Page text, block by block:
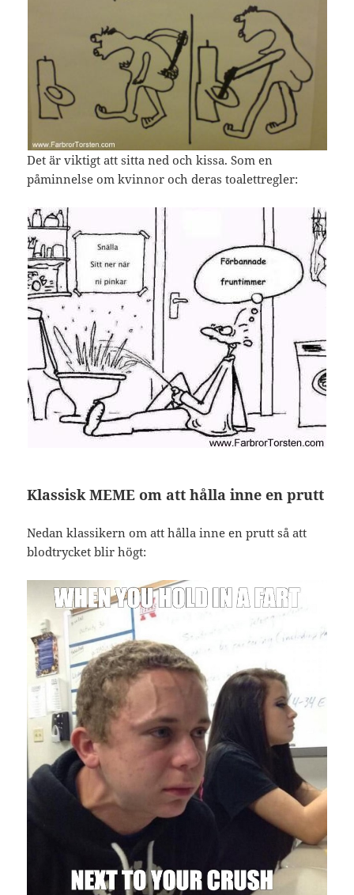
Det är viktigt att sitta ned och kissa. Som en
påminnelse om kvinnor och deras toalettregler:
Klassisk MEME om att hålla inne en prutt
Nedan klassikern om att hålla inne en prutt så att
blodtrycket blir högt: